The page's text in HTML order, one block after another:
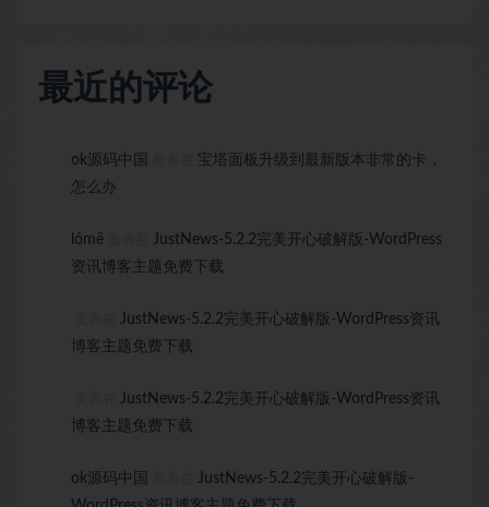
最近的评论
ok源码中国
宝塔面板升级到最新版本非常的卡，
怎么办
lómë
JustNews-5.2.2完美开心破解版-WordPress
资讯博客主题免费下载
JustNews-5.2.2完美开心破解版-WordPress资讯
博客主题免费下载
JustNews-5.2.2完美开心破解版-WordPress资讯
博客主题免费下载
ok源码中国
JustNews-5.2.2完美开心破解版-